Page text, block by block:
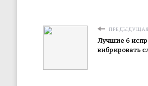
ПРЕДЫДУЩАЯ
Лучшие 6
вибрировать